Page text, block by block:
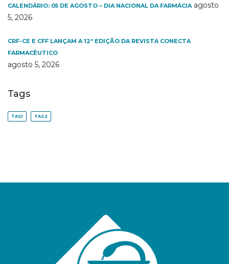
CALENDÁRIO: 05 DE AGOSTO – DIA NACIONAL DA FARMÁCIA agosto
5, 2026
CRF-CE E CFF LANÇAM A 12ª EDIÇÃO DA REVISTA CONECTA
FARMACÊUTICO
agosto 5, 2026
Tags
TAG1 TAG2